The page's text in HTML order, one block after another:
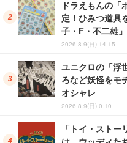
ドラえもんの「
定！ひみつ道具
子・F・不二雄
2026.8.9(日) 14:15
ユニクロの「浮
ろなど妖怪をモ
オシャレ
2026.8.9(日) 0:10
「トイ・スト